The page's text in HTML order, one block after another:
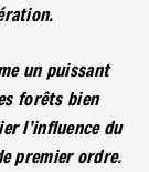
un puissant
forêts bien
l’influence du
premier ordre.